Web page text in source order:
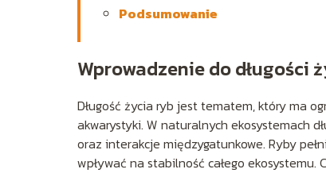
Podsumowanie
Wprowadzenie do długości
Długość życia ryb jest tematem, który ma
akwarystyki. W naturalnych ekosystemach
oraz interakcje międzygatunkowe. Ryby
wpływać na stabilność całego